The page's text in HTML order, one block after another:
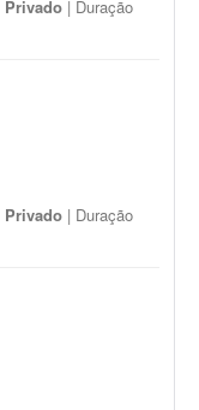
Privado | Duração
Privado | Duração